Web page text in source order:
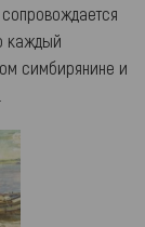
каждый
симбирянине и